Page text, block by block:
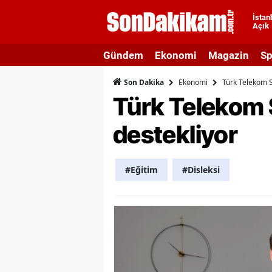
Açık
Gündem Ekonomi Magazin
Son Dakika Ekonomi Türk Telekom
Türk Telekom
destekliyor
#Eğitim #Disleksi